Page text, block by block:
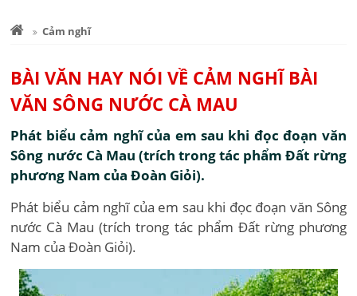
Cảm nghĩ
BÀI VĂN HAY NÓI VỀ CẢM NGHĨ BÀI
VĂN SÔNG NƯỚC CÀ MAU
Phát biểu cảm nghĩ của em sau khi đọc đoạn văn
Sông nước Cà Mau (trích trong tác phẩm Đất rừng
phương Nam của Đoàn Giỏi).
Phát biểu cảm nghĩ của em sau khi đọc đoạn văn Sông
nước Cà Mau (trích trong tác phẩm Đất rừng phương
Nam của Đoàn Giỏi).